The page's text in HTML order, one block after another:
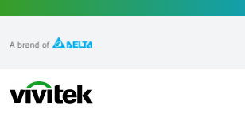
Vivitek